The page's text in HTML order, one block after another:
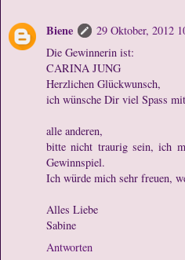
Biene
29 Oktober, 2012
Die Gewinnerin ist:
CARINA JUNG
Herzlichen Glückwunsch,
ich wünsche Dir viel Spass
alle anderen,
bitte nicht traurig sein, ich
Gewinnspiel.
Ich würde mich sehr freuen,
Alles Liebe
Sabine
Antworten